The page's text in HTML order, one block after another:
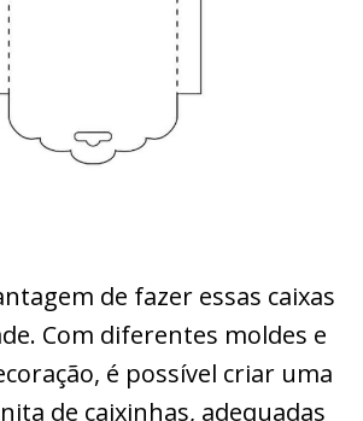
de fazer essas caixas
Com diferentes moldes e
é possível criar uma
de caixinhas, adequadas